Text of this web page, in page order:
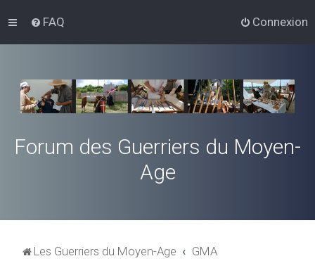
FAQ Connexion
Forum des Guerriers du Moyen-
Age
Les Guerriers du Moyen-Age GMA